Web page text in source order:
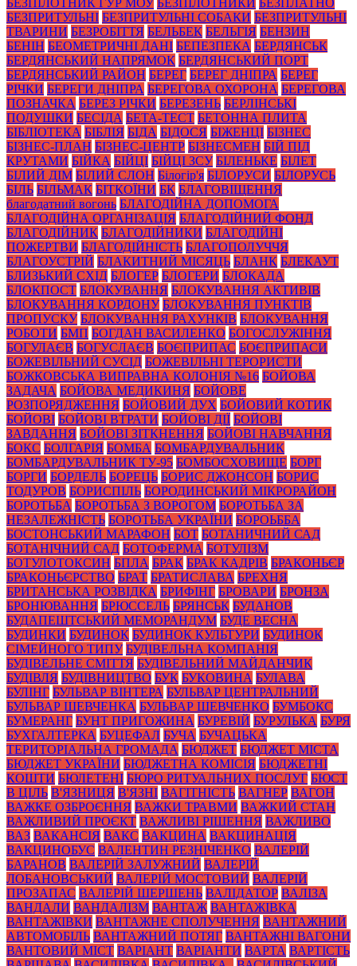
БЕЗПРИТУЛЬНІ БЕЗПРИТУЛЬНІ СОБАКИ БЕЗПРИТУЛЬНІ
ТВАРИНИ БЕЗРОБІТТЯ БЕЛЬБЕК БЕЛЬГІЯ БЕНЗИН
БЕНІН БЕОМЕТРИЧНІ ДАНІ БЕПЕЗПЕКА БЕРДЯНСЬК
БЕРДЯНСЬКИЙ НАПРЯМОК БЕРДЯНСЬКИЙ ПОРТ
БЕРДЯНСЬКИЙ РАЙОН БЕРЕГ БЕРЕГ ДНІПРА БЕРЕГ
РІЧКИ БЕРЕГИ ДНІПРА БЕРЕГОВА ОХОРОНА БЕРЕГОВА
ПОЗНАЧКА БЕРЕЗ РІЧКИ БЕРЕЗЕНЬ БЕРЛІНСЬКІ
ПОДУШКИ БЕСІДА БЕТА-ТЕСТ БЕТОННА ПЛИТА
БІБЛІОТЕКА БІБЛІЯ БІДА БІДОСЯ БІЖЕНЦІ БІЗНЕС
БІЗНЕС-ПЛАН БІЗНЕС-ЦЕНТР БІЗНЕСМЕН БІЙ ПІД
КРУТАМИ БІЙКА БІЙЦІ БІЙЦІ ЗСУ БІЛЕНЬКЕ БІЛЕТ
БІЛИЙ ДІМ БІЛИЙ СЛОН Білогір'я БІЛОРУСИ БІЛОРУСЬ
БІЛЬ БІЛЬМАК БІТКОЇНИ БК БЛАГОВІЩЕННЯ
благодатний вогонь БЛАГОДІЙНА ДОПОМОГА
БЛАГОДІЙНА ОРГАНІЗАЦІЯ БЛАГОДІЙНИЙ ФОНД
БЛАГОДІЙНИК БЛАГОДІЙНИКИ БЛАГОДІЙНІ
ПОЖЕРТВИ БЛАГОДІЙНІСТЬ БЛАГОПОЛУЧЧЯ
БЛАГОУСТРІЙ БЛАКИТНИЙ МІСЯЦЬ БЛАНК БЛЕКАУТ
БЛИЗЬКИЙ СХІД БЛОГЕР БЛОГЕРИ БЛОКАДА
БЛОКПОСТ БЛОКУВАННЯ БЛОКУВАННЯ АКТИВІВ
БЛОКУВАННЯ КОРДОНУ БЛОКУВАННЯ ПУНКТІВ
ПРОПУСКУ БЛОКУВАННЯ РАХУНКІВ БЛОКУВАННЯ
РОБОТИ БМП БОГДАН ВАСИЛЕНКО БОГОСЛУЖІННЯ
БОГУЛАЄВ БОГУСЛАЄВ БОЄПРИПАС БОЄПРИПАСИ
БОЖЕВІЛЬНИЙ СУСІД БОЖЕВІЛЬНІ ТЕРОРИСТИ
БОЖКОВСЬКА ВИПРАВНА КОЛОНІЯ №16 БОЙОВА
ЗАДАЧА БОЙОВА МЕДИКИНЯ БОЙОВЕ
РОЗПОРЯДЖЕННЯ БОЙОВИЙ ДУХ БОЙОВИЙ КОТИК
БОЙОВІ БОЙОВІ ВТРАТИ БОЙОВІ ДІЇ БОЙОВІ
ЗАВДАННЯ БОЙОВІ ЗІТКНЕННЯ БОЙОВІ НАВЧАННЯ
БОКС БОЛГАРІЯ БОМБА БОМБАРДУВАЛЬНИК
БОМБАРДУВАЛЬНИК ТУ-95 БОМБОСХОВИЩЕ БОРГ
БОРГИ БОРДЕЛЬ БОРЕЦЬ БОРИС ДЖОНСОН БОРИС
ТОДУРОВ БОРИСПІЛЬ БОРОДИНСЬКИЙ МІКРОРАЙОН
БОРОТЬБА БОРОТЬБА З ВОРОГОМ БОРОТЬБА ЗА
НЕЗАЛЕЖНІСТЬ БОРОТЬБА УКРАЇНИ БОРОЬББА
БОСТОНСЬКИЙ МАРАФОН БОТ БОТАНИЧНИЙ САД
БОТАНІЧНИЙ САД БОТОФЕРМА БОТУЛІЗМ
БОТУЛОТОКСИН БПЛА БРАК БРАК КАДРІВ БРАКОНЬЄР
БРАКОНЬЄРСТВО БРАТ БРАТИСЛАВА БРЕХНЯ
БРИТАНСЬКА РОЗВІДКА БРИФІНГ БРОВАРИ БРОНЗА
БРОНЮВАННЯ БРЮССЕЛЬ БРЯНСЬК БУДАНОВ
БУДАПЕШТСЬКИЙ МЕМОРАНДУМ БУДЕ ВЕСНА
БУДИНКИ БУДИНОК БУДИНОК КУЛЬТУРИ БУДИНОК
СІМЕЙНОГО ТИПУ БУДІВЕЛЬНА КОМПАНІЯ
БУДІВЕЛЬНЕ СМІТТЯ БУДІВЕЛЬНИЙ МАЙДАНЧИК
БУДІВЛЯ БУДІВНИЦТВО БУК БУКОВИНА БУЛАВА
БУЛІНГ БУЛЬВАР ВІНТЕРА БУЛЬВАР ЦЕНТРАЛЬНИЙ
БУЛЬВАР ШЕВЧЕНКА БУЛЬВАР ШЕВЧЕНКО БУМБОКС
БУМЕРАНГ БУНТ ПРИГОЖИНА БУРЕВІЙ БУРУЛЬКА БУРЯ
БУХГАЛТЕРКА БУЦЕФАЛ БУЧА БУЧАЦЬКА
ТЕРИТОРІАЛЬНА ГРОМАДА БЮДЖЕТ БЮДЖЕТ МІСТА
БЮДЖЕТ УКРАЇНИ БЮДЖЕТНА КОМІСІЯ БЮДЖЕТНІ
КОШТИ БЮЛЕТЕНІ БЮРО РИТУАЛЬНИХ ПОСЛУГ БЮСТ
В ЦІЛЬ В'ЯЗНИЦЯ В'ЯЗНІ ВАГІТНІСТЬ ВАГНЕР ВАГОН
ВАЖКЕ ОЗБРОЄННЯ ВАЖКИ ТРАВМИ ВАЖКИЙ СТАН
ВАЖЛИВИЙ ПРОЄКТ ВАЖЛИВІ РІШЕННЯ ВАЖЛИВО
ВАЗ ВАКАНСІЯ ВАКС ВАКЦИНА ВАКЦИНАЦІЯ
ВАКЦИНОБУС ВАЛЕНТИН РЕЗНІЧЕНКО ВАЛЕРІЙ
БАРАНОВ ВАЛЕРІЙ ЗАЛУЖНИЙ ВАЛЕРІЙ
ЛОБАНОВСЬКИЙ ВАЛЕРІЙ МОСТОВИЙ ВАЛЕРІЙ
ПРОЗАПАС ВАЛЕРІЙ ШЕРШЕНЬ ВАЛІДАТОР ВАЛІЗА
ВАНДАЛИ ВАНДАЛІЗМ ВАНТАЖ ВАНТАЖІВКА
ВАНТАЖІВКИ ВАНТАЖНЕ СПОЛУЧЕННЯ ВАНТАЖНИЙ
АВТОМОБІЛЬ ВАНТАЖНИЙ ПОТЯГ ВАНТАЖНІ ВАГОНИ
ВАНТОВИЙ МІСТ ВАРІАНТ ВАРІАНТИ ВАРТА ВАРТІСТЬ